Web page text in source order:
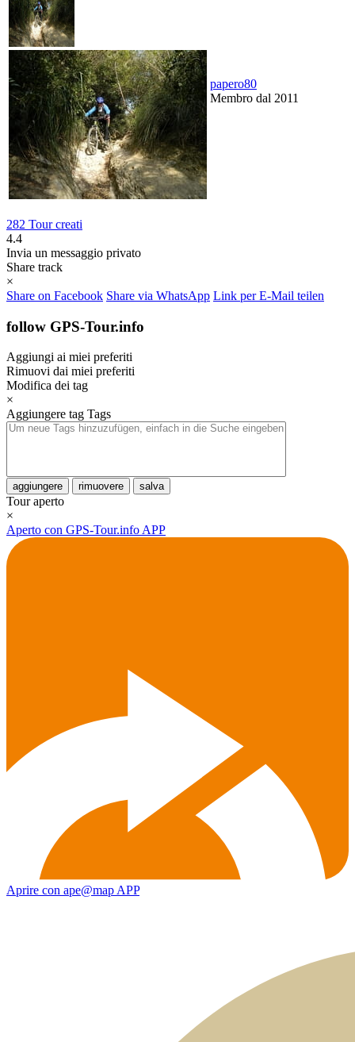
papero80
Membro dal 2011
282 Tour creati
4.4
Invia un messaggio privato
Share track
×
Share on Facebook Share via WhatsApp Link per E-Mail teilen
follow GPS-Tour.info
Aggiungi ai miei preferiti
Rimuovi dai miei preferiti
Modifica dei tag
×
Aggiungere tag Tags
aggiungere rimuovere salva
Tour aperto
×
Aperto con GPS-Tour.info APP
Aprire con ape@map APP